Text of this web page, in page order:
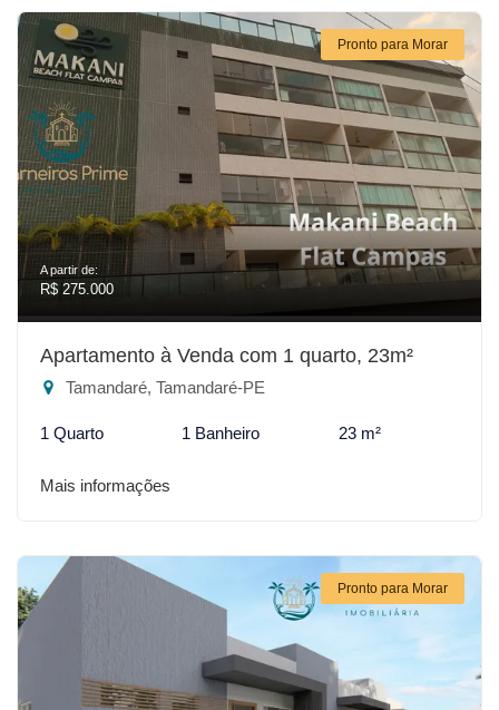
Pronto para Morar
A partir de:
R$ 275.000
Apartamento à Venda com 1 quarto, 23m²
Tamandaré, Tamandaré-PE
1 Quarto 1 Banheiro 23 m²
Mais informações
Pronto para Morar